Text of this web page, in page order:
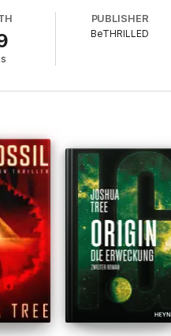
PUBLISHER
BeTHRILLED